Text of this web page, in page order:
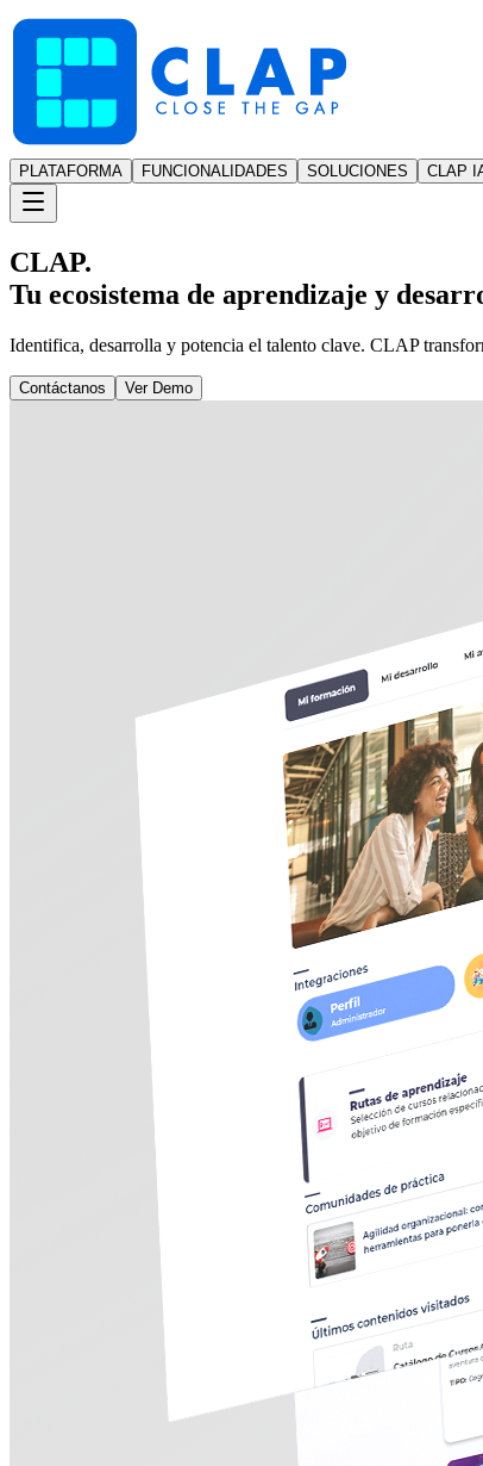
PLATAFORMA FUNCIONALIDADES SOLUCIONES CLAP
CLAP.
Tu ecosistema de aprendizaje y
Identifica, desarrolla y potencia el talento clave. CLAP
Contáctanos Ver Demo